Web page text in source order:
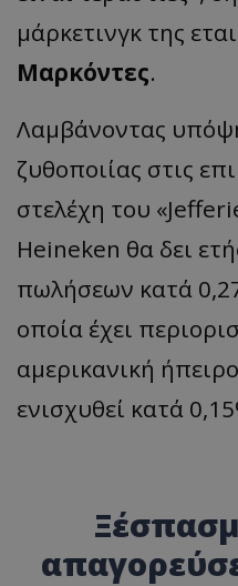
μάρκετινγκ της
Μαρκόντες.
Λαμβάνοντας
ζυθοποιίας στις
στελέχη του
Heineken θα δει
πωλήσεων κατά
οποία έχει
αμερικανική
ενισχυθεί κατά